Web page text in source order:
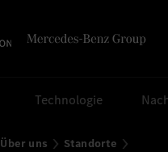
Technologie
Über uns Standorte